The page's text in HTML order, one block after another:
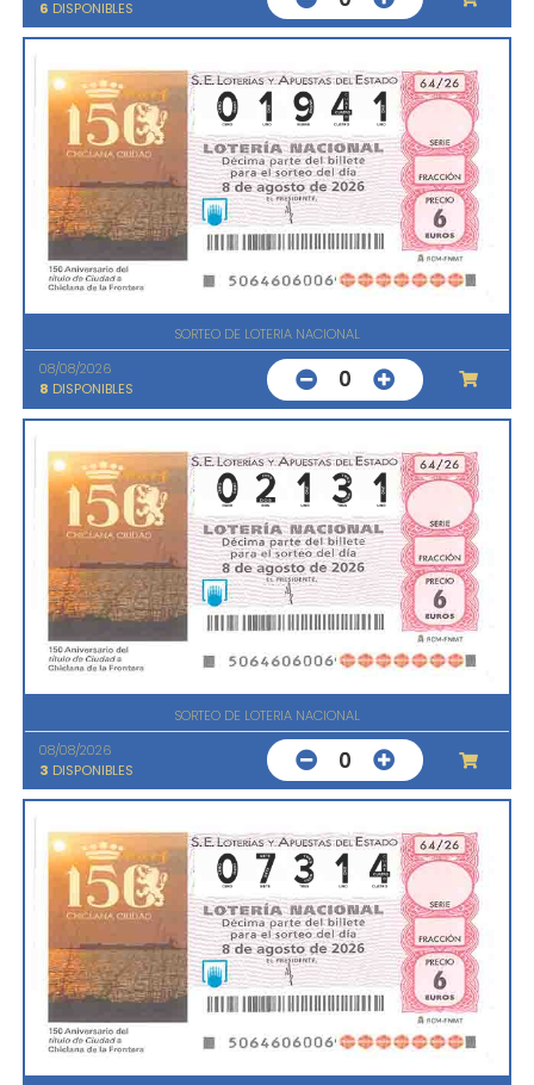
6 DISPONIBLES
SORTEO DE LOTERIA NACIONAL
08/08/2026
8 DISPONIBLES 0
SORTEO DE LOTERIA NACIONAL
08/08/2026
3 DISPONIBLES 0